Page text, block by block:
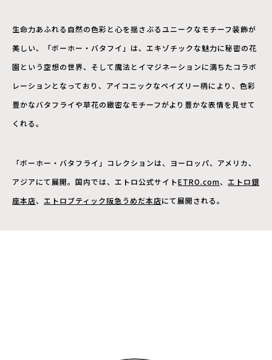
生命力あふれる自然の色彩と心を揺さぶるユニークなモチーフ装飾が
美しい、「ボーホー・バタフイ」は、エキゾチックな魅力に秘密の花
園という空想の世界、そして魔法とイマジネーションに満ちたコラボ
レーションとなっており、アイコニックなペイズリー柄により、色彩
豊かなバタフライや草花の緻密なモチーフがより豊かな表情を見せて
くれる。
「ボーホー・バタフライ」コレクションは、ヨーロッパ、アメリカ、
アジアにて展開。国内では、エトロ公式サイトETRO.com、 エトロ銀
座本店、 エトロブティック阪急うめだ本店にて展開される。